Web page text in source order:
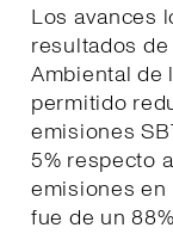
Los avances
resultados
Ambiental de
permitido
emisiones
5% respecto
emisiones
fue de un